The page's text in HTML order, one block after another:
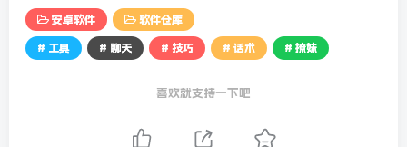
安卓软件 软件仓库
# 工具 # 聊天 # 技巧 # 话术 # 撩妹
喜欢就支持一下吧